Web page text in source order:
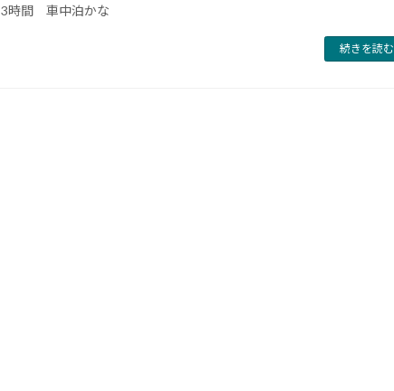
3時間 車中泊かな
続きを読む